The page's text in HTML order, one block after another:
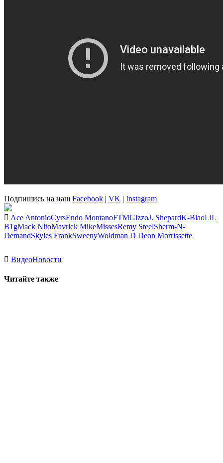
Подпишись на наш Facebook | VK | Instagram
Ace AntonioCyrsEndo MontanoFTMGizzoJ. ShepardK-BlaoLiL
B1gMack NitoMavrick MikeMissesRemy SteelSherm-N-
DemandSkyles FrankSweenyWoldman D Deon Morrissette
ВидеоНовости
Читайте также